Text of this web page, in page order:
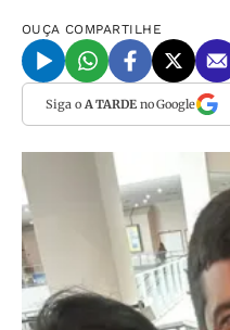
OUÇA COMPARTILHE
Siga o A TARDEno Google